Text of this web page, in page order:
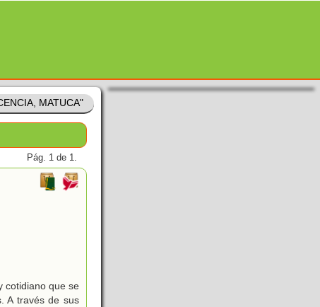
MATUCA"
Pág. 1 de 1.
cotidiano que se
A través de sus